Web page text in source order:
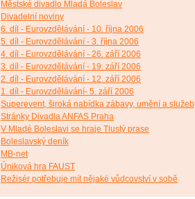
Městské divadlo Mladá Boleslav
Divadelní noviny
6. díl - Eurovzdělávání - 10. října 2006
5. díl - Eurovzdělávání - 3. října 2006
4. díl - Eurovzdělávání - 26. září 2006
3. díl - Eurovzdělávání - 19. září 2006
2. díl - Eurovzdělávání - 12. září 2006
1. díl - Eurovzdělávání- 5. září 2006
Superevent, široká nabídka zábavy, umění a služeb
Stránky Divadla ANFAS Praha
V Mladé Boleslavi se hraje Tlustý prase
Boleslavský deník
MB-net
Úniková hra FAUST
Režisér potřebuje mít nějaké vůdcovství v sobě